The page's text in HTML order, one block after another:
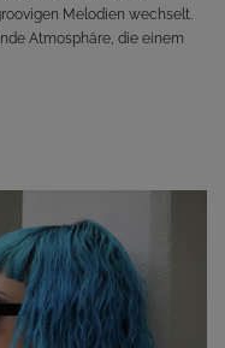
Melodien wechselt.
Atmosphäre, die einem